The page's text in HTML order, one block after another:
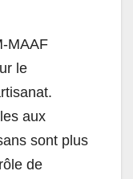
MAAF
le
aux
sont plus
de